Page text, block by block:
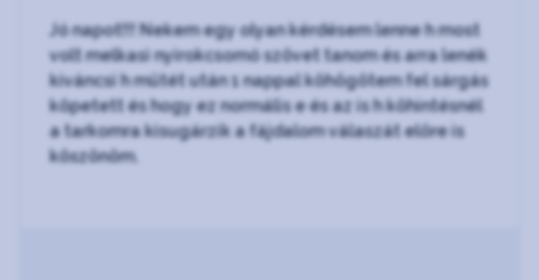
Jó napot!!! Nekem egy olyan kérdésem lenne h most
volt melkasi nyirokcsomó szövet tanom és arra lenék
kiváncsi h mütét után 1 nappal köhögötem fel sárgás
köpetett és hogy ez normális e és az is h köhintésnél
a tarkomra kisugárzik a fájdalom válaszát elöre is
köszönöm.